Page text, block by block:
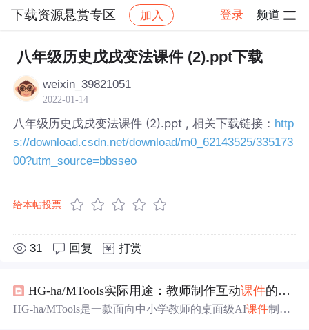
下载资源悬赏专区 加入 登录 频道
社区 下载资源悬赏专区 帖子详情
八年级历史戊戌变法课件 (2).ppt下载
weixin_39821051
2022-01-14
八年级历史戊戌变法课件 (2).ppt , 相关下载链接： http
s://download.csdn.net/download/m0_62143525/335173
00?utm_source=bbsseo
给本帖投票
31 回复 打赏
HG-ha/MTools实际用途：教师制作互动课件的得力助手
HG-ha/MTools是一款面向中小学教师的桌面级AI课件制作